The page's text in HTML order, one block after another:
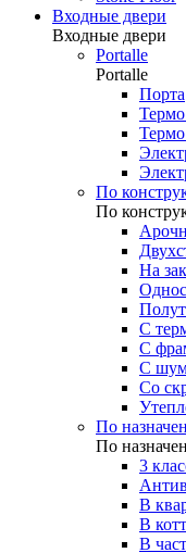
Входные двери
Входные двери
Portalle
Portalle
Порта
По
По
На
С
С
С
Со
По
По
3
В
В
В